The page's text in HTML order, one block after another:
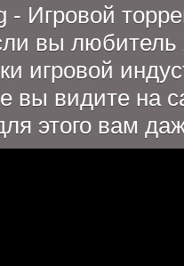
- Игровой
вы
игровой
вы видите на
этого вам